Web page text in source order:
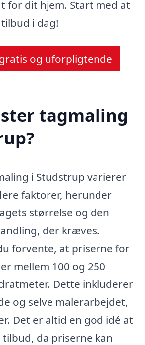
for dit hjem. Start med at
i dag!
og uforpligtende
tagmaling
i Studstrup varierer
faktorer, herunder
størrelse og den
der kræves.
forvente, at priserne for
mellem 100 og 250
Dette inkluderer
og selve malerarbejdet,
Det er altid en god idé at
da priserne kan